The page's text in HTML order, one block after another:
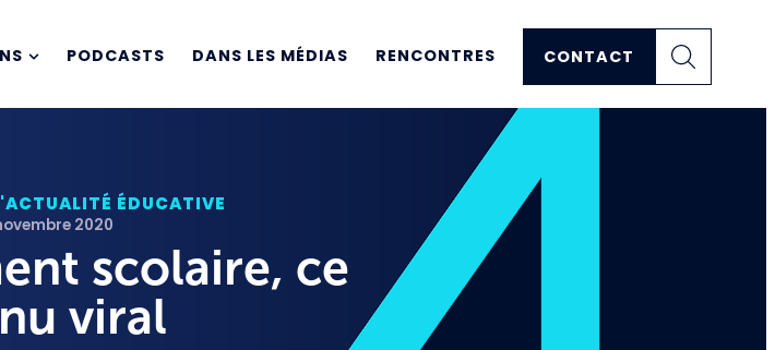
PODCASTS DANS LES MÉDIAS RENCONTRES CONTACT
ÉDUCATIVE
2020
scolaire, ce
viral